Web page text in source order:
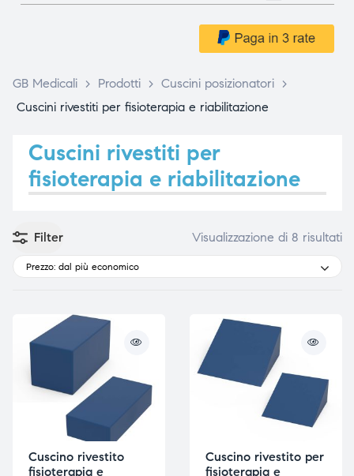
GB Medicali > Prodotti > Cuscini posizionatori
>
Cuscini rivestiti per fisioterapia e riabilitazione
Cuscini rivestiti per
fisioterapia e riabilitazione
Filter Visualizzazione di 8 risultati
Prezzo: dal più economico
Cuscino rivestito
fisioterapia e
Cuscino rivestito per
fisioterapia e